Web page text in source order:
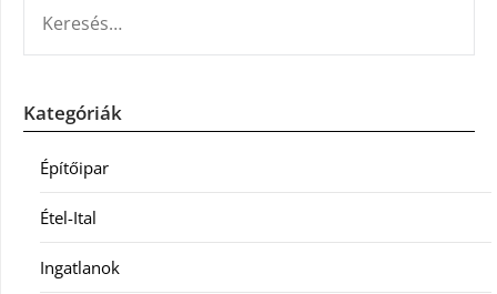
Kategóriák
Építőipar
Étel-Ital
Ingatlanok